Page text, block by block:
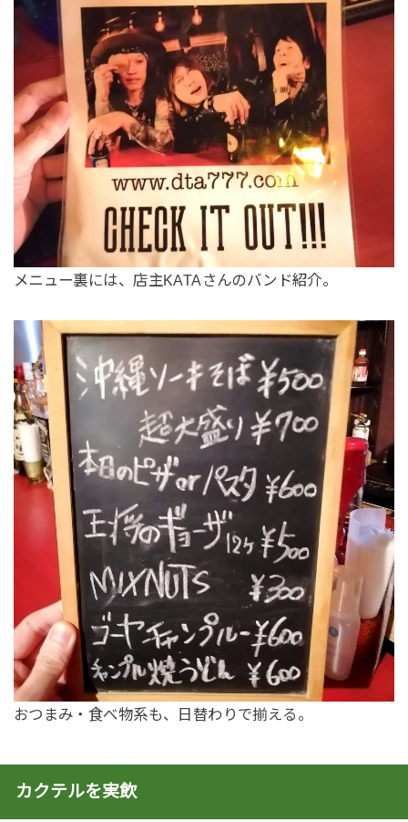
メニュー裏には、店主KATAさんのバンド紹介。
おつまみ・食べ物系も、日替わりで揃える。
カクテルを実飲